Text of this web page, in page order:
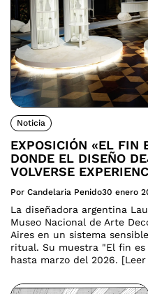
Noticia
EXPOSICIÓN «EL FIN
DONDE EL DISEÑO
VOLVERSE
Por Candelaria Penido30 enero
La diseñadora argentina
Museo Nacional de Arte
Aires en un sistema
ritual. Su muestra "El fin
hasta marzo del 2026. [Leer